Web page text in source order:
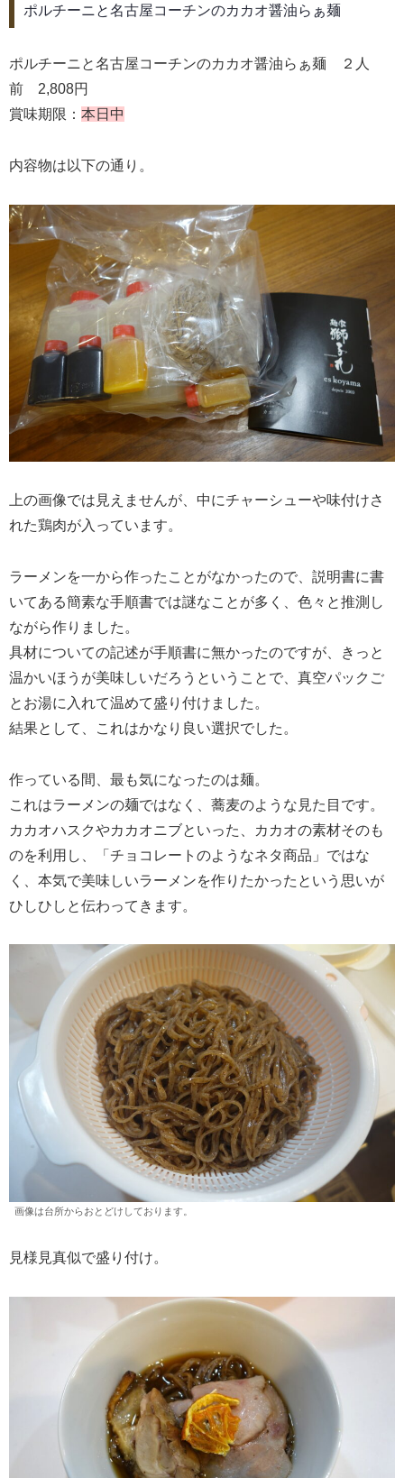
ポルチーニと名古屋コーチンのカカオ醤油らぁ麺
ポルチーニと名古屋コーチンのカカオ醤油らぁ麺 ２人
前 2,808円
賞味期限： 本日中
内容物は以下の通り。
上の画像では見えませんが、中にチャーシューや味付けさ
れた鶏肉が入っています。
ラーメンを一から作ったことがなかったので、説明書に書
いてある簡素な手順書では謎なことが多く、色々と推測し
ながら作りました。
具材についての記述が手順書に無かったのですが、きっと
温かいほうが美味しいだろうということで、真空パックご
とお湯に入れて温めて盛り付けました。
結果として、これはかなり良い選択でした。
作っている間、最も気になったのは麺。
これはラーメンの麺ではなく、蕎麦のような見た目です。
カカオハスクやカカオニブといった、カカオの素材そのも
のを利用し、「チョコレートのようなネタ商品」ではな
く、本気で美味しいラーメンを作りたかったという思いが
ひしひしと伝わってきます。
画像は台所からおとどけしております。
見様見真似で盛り付け。